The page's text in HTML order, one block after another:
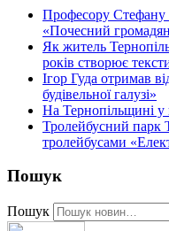
Професору Стефану
«Почесний
Як житель
років створює
Ігор Гуда отримав
будівельної галузі»
На Тернопільщині у
Тролейбусний парк
тролейбусами
Пошук
Пошук